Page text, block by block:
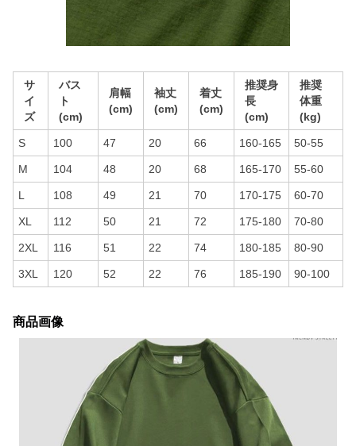
サ
イ
ズ
バス
ト
(cm)
肩幅
(cm)
袖丈
(cm)
着丈
(cm)
推奨身
長
(cm)
推奨
体重
(kg)
S 100 47 20 66 160-165 50-55
M 104 48 20 68 165-170 55-60
L 108 49 21 70 170-175 60-70
XL 112 50 21 72 175-180 70-80
2XL 116 51 22 74 180-185 80-90
3XL 120 52 22 76 185-190 90-100
商品画像